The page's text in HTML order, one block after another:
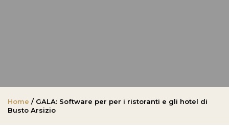
Home / GALA: Software per per i ristoranti e gli hotel di
Busto Arsizio